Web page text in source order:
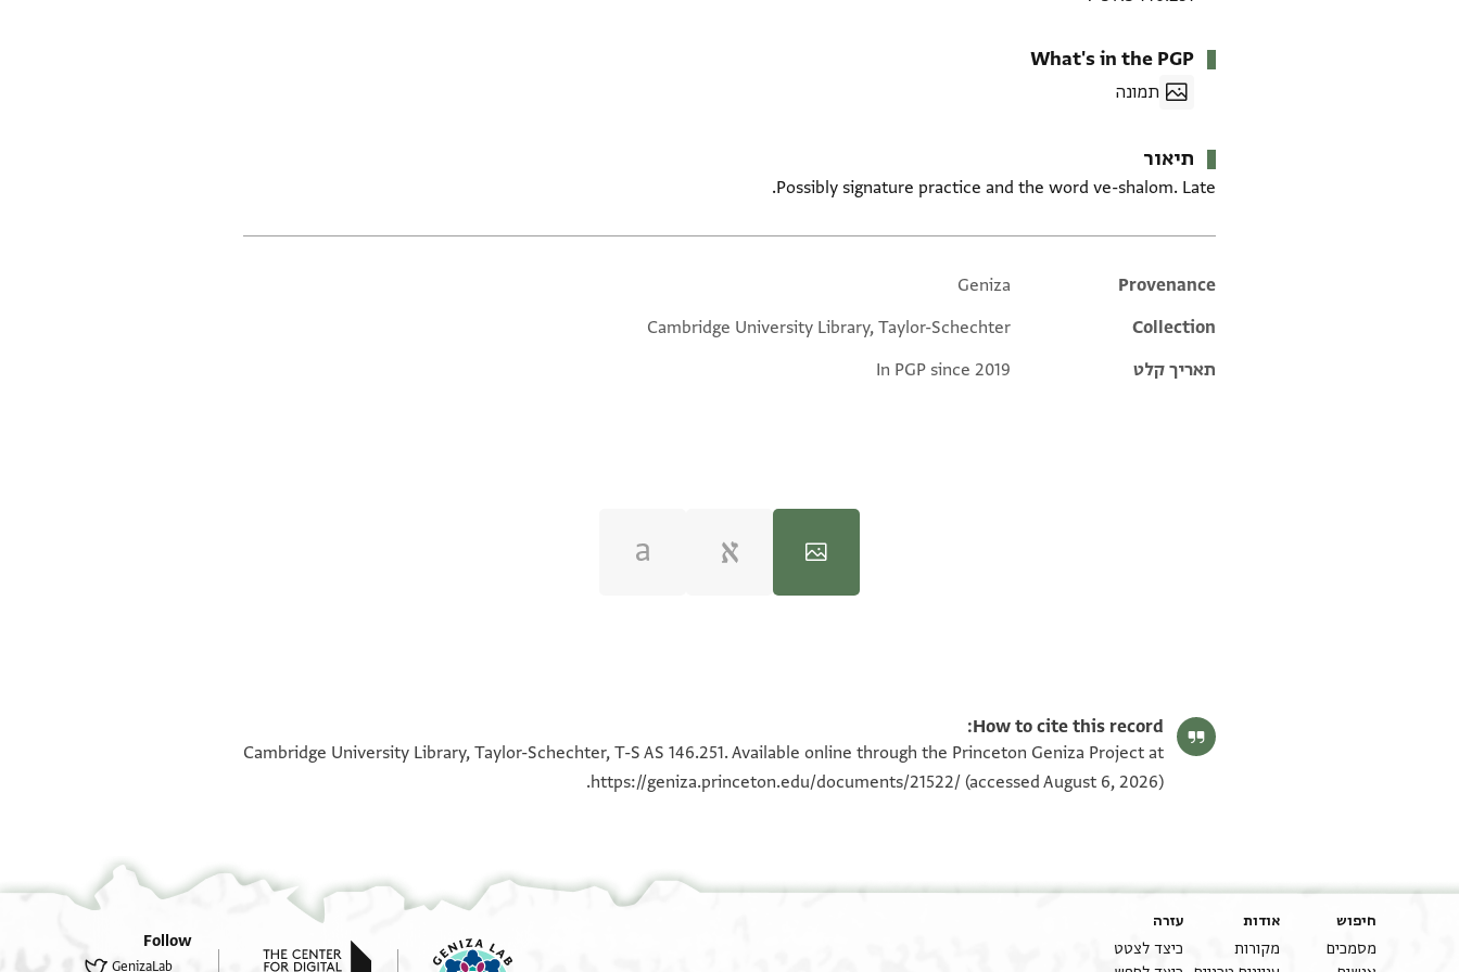
What's in the PGP
תמונה
תיאור
Possibly signature practice and the word ve-shalom. Late.
Additional metadata
Provenance
Geniza
Collection
Cambridge University Library, Taylor-Schechter
תאריך קלט
In PGP since 2019
100%
100%
How to cite this record:
Cambridge University Library, Taylor-Schechter, T-S AS 146.251. Available online through the Princeton Geniza Project at
https://geniza.princeton.edu/documents/21522/ (accessed August 6, 2026).
חיפוש
מסמכים
אודות
מקורות
עזרה
כיצד לצטט
Follow
GenizaLab